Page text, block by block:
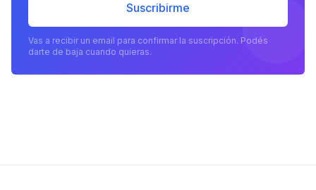
Suscribirme
Vas a recibir un email para confirmar la suscripción. Podés
darte de baja cuando quieras.